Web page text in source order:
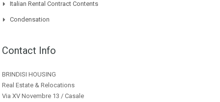
Italian Rental Contract Contents
Condensation
Contact Info
BRINDISI HOUSING
Real Estate & Relocations
Via XV Novembre 13 / Casale